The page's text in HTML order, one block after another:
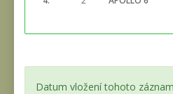
Datum vložení tohoto